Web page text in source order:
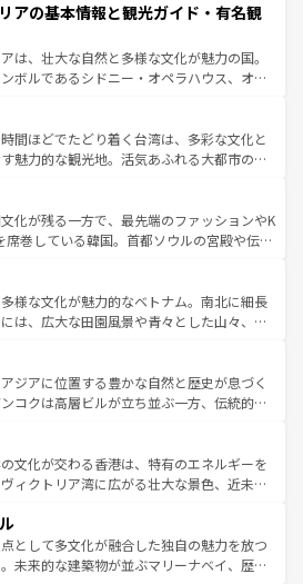
リンズでは、音楽と美食が融合した独特の
行者はアメリカの各地域で異なる魅力を楽
の多様性と豊かな歴史を感じることができ
のロードトリップや列車の旅も、アメリカ
ない。また、定番の観光地といえばオアフ
自然を求めるならマウイ島やカウアイ島が
ラルドグリーンに輝く海をはじめ、豊かな
づいている。「アロハスピリット」と呼ば
ローカルフードやハワイアンミュージッ
ラダンスなど、すべてがハワイの魅力を彩
るたびに新しい発見と感動が待っているハ
覧
アの基本情報と観光ガイド・有名観
は、壮大な自然と多様な文化が魅力の国。
ボルであるシドニー・オペラハウス、オー
陸中央部にそびえるウルル（エアーズロッ
アの美しい原生林やケアンズの熱帯雨林な
たくさん。また、カフェやワイン、オージ
ビティも充実しており、サーフィンやダイ
ングなど、アウトドア好きにはたまらな
リアの多彩な魅力を存分に味わいつくそ
。
間ほどでたどり着く台湾は、多彩な文化と
魅力的な観光地。活気あふれる大都市の台
山岳地帯である台湾東部など、都市の喧騒
が共存しており、訪れる人に新しい発見と
てくれる。また、奥深い台湾の食文化も魅
判のスイーツなど、バラエティ豊かな料理
が味わえる。 なお、新着の台湾情報は コンテンツ一覧を参
化が残る一方で、最先端のファッションやK
席巻している韓国。首都ソウルの宮殿や伝統
延ばせば四季折々の自然美を楽しむことが
、キムチや焼肉、絶品のストリートフード
な韓国料理が待っている。夜には、韓国な
ながら、韓国の多彩な魅力を心ゆくまで味
わってみてほしい。 なお、新着の韓国情報はコンテンツ一
しい。
様な文化が魅力的なベトナム。南北に細長
は、広大な田園風景や青々とした山々、世
に伝統が息づく。ハノイの古い町並みやホ
ランス統治時代の建物も、独特の雰囲気を
。また、バラエティの豊かさとおいしさで
バインミー、ベトナムコーヒーなどは、ぜ
たい。どの地域を訪れてもあたたかい人々
てくれるので、きっと忘れられない旅にな
。
ジアに位置する豊かな自然と歴史が息づく
コクは高層ビルが立ち並ぶ一方、伝統的な
ている。北部ではチェンマイなどの山岳地
合い、南部ではプーケットやクラビの美し
ート気分を楽しむことができる。タイ料理
一年中温暖で、どの季節にも異なる楽しみ
親しみやすいタイの人々、仏教を中心とし
多様な観光資源が、訪れる旅人を魅了し続
文化が交わる香港は、特有のエネルギーを
ィクトリア湾に広がる壮大な景色、近未来
ても感動するはず。観光スポットが密集し
く見どころを回れるのも魅力。息をのむよ
化的な体験まで、香港を存分に楽しみ尽く
として多文化が融合した独自の魅力を放つ
未来的な建築物が並ぶマリーナベイ、歴史